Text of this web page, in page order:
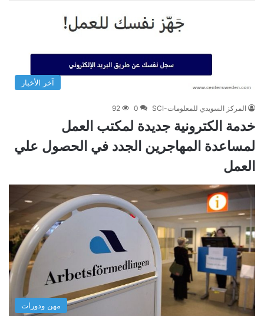
آخر الأخبار
المركز السويدي للمعلومات-SCI 0
92
خدمة الكترونية جديدة لمكتب العمل
لمساعدة المهاجرين الجدد في الحصول علي
العمل
مهن ودورات